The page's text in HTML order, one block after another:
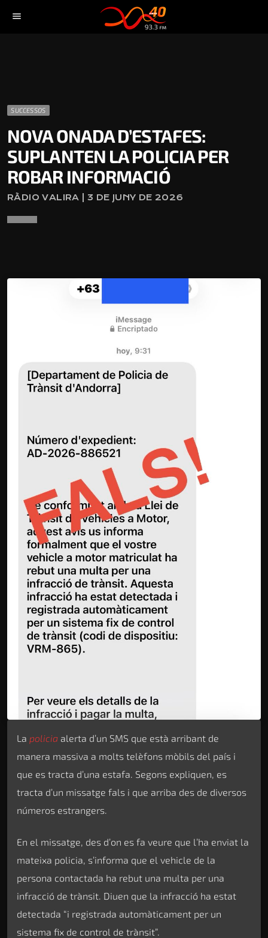
menu
SUCCESSOS
NOVA ONADA D’ESTAFES:
SUPLANTEN LA POLICIA PER
ROBAR INFORMACIÓ
RÀDIO VALIRA | 3 DE JUNY DE 2026
La policia alerta d’un SMS que està arribant de
manera massiva a molts telèfons mòbils del país i
que es tracta d’una estafa. Segons expliquen, es
tracta d’un missatge fals i que arriba des de diversos
números estrangers.
En el missatge, des d’on es fa veure que l’ha enviat la
mateixa policia, s’informa que el vehicle de la
persona contactada ha rebut una multa per una
infracció de trànsit. Diuen que la infracció ha estat
detectada “i registrada automàticament per un
sistema fix de control de trànsit”.